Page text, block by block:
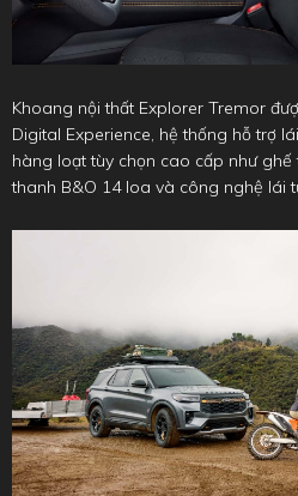
Khoang nội thất Explorer Tremor
Digital Experience, hệ thống hỗ trợ
hàng loạt tùy chọn cao cấp như
thanh B&O 14 loa và công nghệ lái